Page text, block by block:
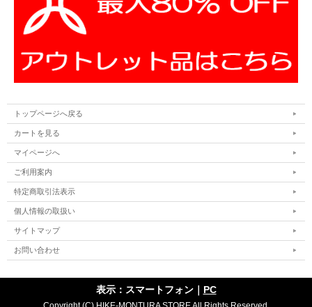
トップページへ戻る
カートを見る
マイページへ
ご利用案内
特定商取引法表示
個人情報の取扱い
サイトマップ
お問い合わせ
表示：スマートフォン｜ PC